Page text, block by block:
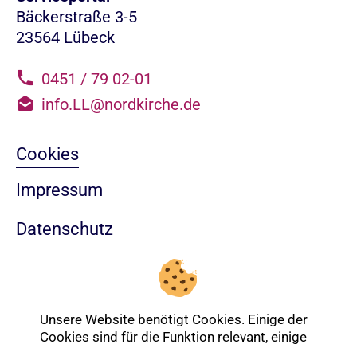
Bäckerstraße 3-5
23564 Lübeck
0451 / 79 02-01
info.LL@nordkirche.de
Cookies
Impressum
Datenschutz
Nach oben
Unsere Website benötigt Cookies. Einige der
Cookies sind für die Funktion relevant, einige